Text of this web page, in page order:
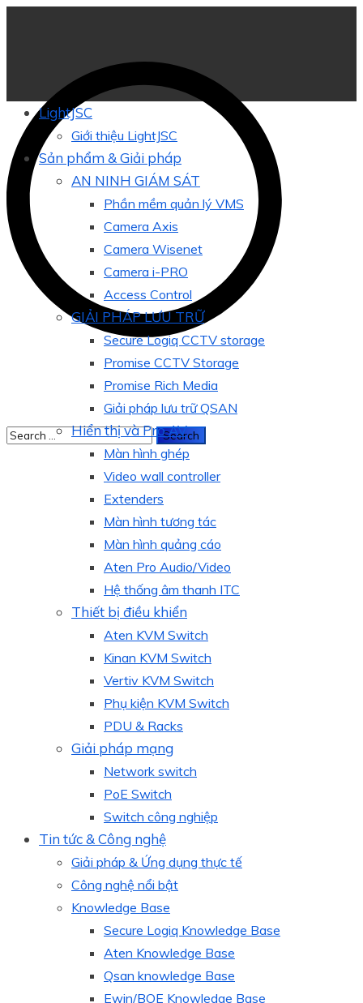
LightJSC
Giới thiệu LightJSC
Sản phẩm & Giải pháp
AN NINH GIÁM SÁT
Phần mềm quản lý VMS
Camera Axis
Camera Wisenet
Camera i-PRO
Access Control
GIẢI PHÁP LƯU TRỮ
Secure Logiq CCTV storage
Promise CCTV Storage
Promise Rich Media
Giải pháp lưu trữ QSAN
Hiển thị và Pro AV
Màn hình ghép
Video wall controller
Extenders
Màn hình tương tác
Màn hình quảng cáo
Aten Pro Audio/Video
Hệ thống âm thanh ITC
Thiết bị điều khiển
Aten KVM Switch
Kinan KVM Switch
Vertiv KVM Switch
Phụ kiện KVM Switch
PDU & Racks
Giải pháp mạng
Network switch
PoE Switch
Switch công nghiệp
Tin tức & Công nghệ
Giải pháp & Ứng dụng thực tế
Công nghệ nổi bật
Knowledge Base
Secure Logiq Knowledge Base
Aten Knowledge Base
Qsan knowledge Base
Ewin/BOE Knowledge Base